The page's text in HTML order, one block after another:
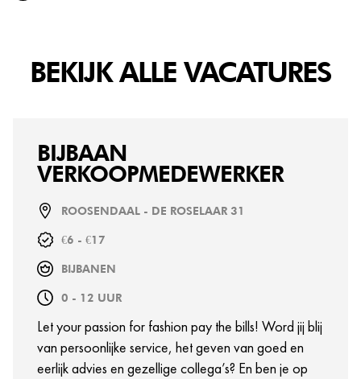
BEKIJK ALLE VACATURES
BIJBAAN
VERKOOPMEDEWERKER
ROOSENDAAL - DE ROSELAAR 31
€6 - €17
BIJBANEN
0 - 12 UUR
Let your passion for fashion pay the bills! Word jij blij
van persoonlijke service, het geven van goed en
eerlijk advies en gezellige collega’s? En ben je op